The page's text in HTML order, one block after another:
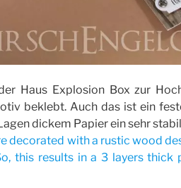
Haus Explosion Box zur
beklebt. Auch das ist ein
dickem Papier ein sehr
decorated with a rustic wood
this results in a 3 layers thick